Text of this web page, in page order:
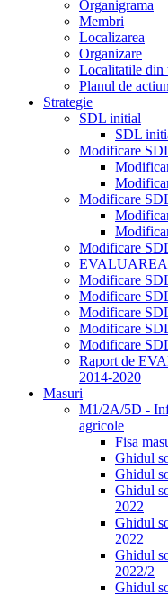
Organigrama
Membri
Localizarea
Organizare
Localitatile din
Planul de
Strategie
SDL initial
SDL
Modificare
Modificare
Modificare
EVALUAREA
Modificare
Modificare
Modificare
Modificare
Modificare
Raport de
2014-2020
Masuri
M1/2A/5D -
agricole
Fisa
Ghidul
Ghidul
Ghidul
2022
Ghidul
2022
Ghidul
2022/2
Ghidul